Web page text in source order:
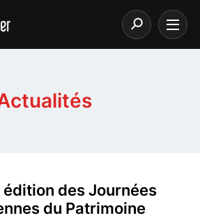
édition des Journées
du Patrimoine